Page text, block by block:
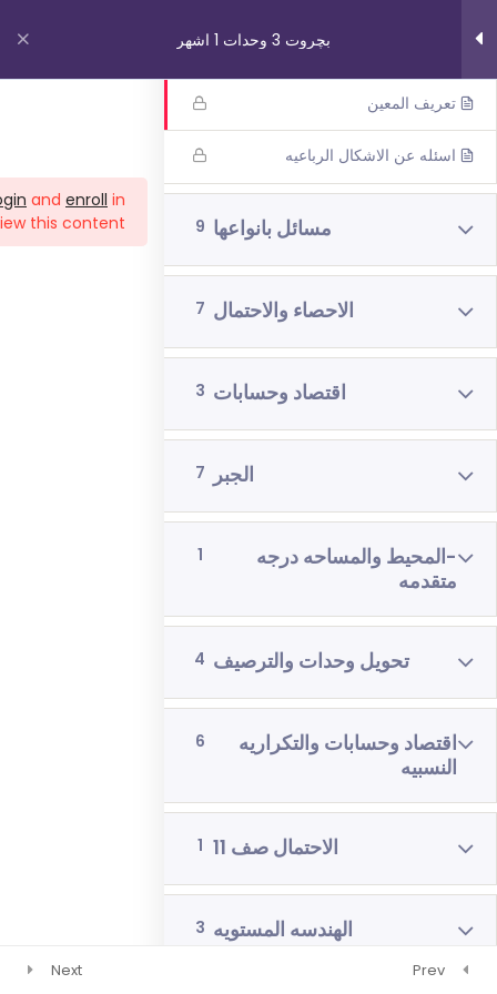
بچروت 3 وحدات 1 اشهر
تعريف شبه المنحرف
تعريف المعين
اسئله عن الاشكال الرباعيه
مسائل بانواعها 9
الاحصاء والاحتمال 7
اقتصاد وحسابات 3
الجبر 7
-المحيط والمساحه درجه
متقدمه
1
تحويل وحدات والترصيف 4
اقتصاد وحسابات والتكراريه
النسبيه
6
الاحتمال صف 11 1
الهندسه المستويه 3
and enroll in
this content!
Prev
Next
روابط مهمة
شروط الاستخدام
دوراتنا
رياضيات 5 وحدات 3 اشهر
رياضيات 4 وحدات 3 اشهر
فيزياء 3 اشهر